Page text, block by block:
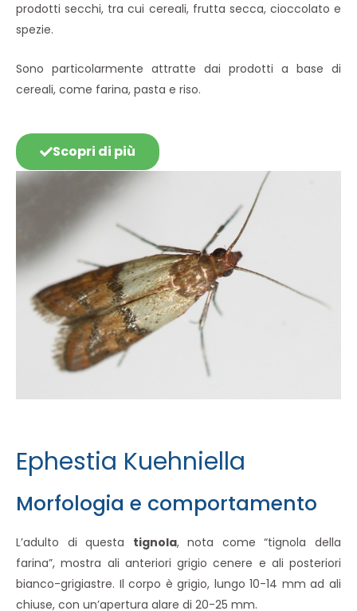
prodotti secchi, tra cui cereali, frutta secca, cioccolato e
spezie.
Sono particolarmente attratte dai prodotti a base di
cereali, come farina, pasta e riso.
Scopri di più
Ephestia Kuehniella
Morfologia e comportamento
L’adulto di questa tignola, nota come “tignola della
farina”, mostra ali anteriori grigio cenere e ali posteriori
bianco-grigiastre. Il corpo è grigio, lungo 10-14 mm ad ali
chiuse, con un’apertura alare di 20-25 mm.